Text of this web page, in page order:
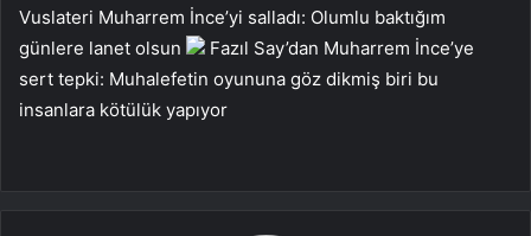
Vuslateri Muharrem İnce’yi salladı: Olumlu baktığım
günlere lanet olsun
Fazıl Say’dan Muharrem İnce’ye
sert tepki: Muhalefetin oyununa göz dikmiş biri bu
insanlara kötülük yapıyor